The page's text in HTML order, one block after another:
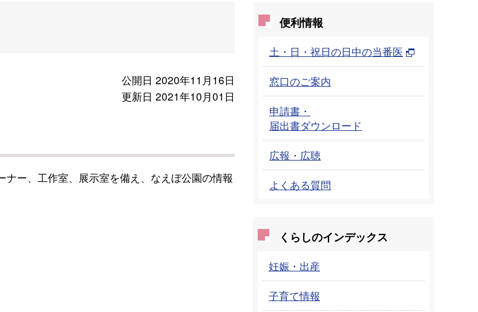
公開日 2020年11月16日
更新日 2021年10月01日
ー、工作室、展示室を備え、なえぼ公園の情報
便利情報
土・日・祝日の日中の当番医
窓口のご案内
申請書・
届出書ダウンロード
広報・広聴
よくある質問
くらしのインデックス
妊娠・出産
子育て情報